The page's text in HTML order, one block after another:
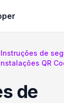
Instruções de
QR
de